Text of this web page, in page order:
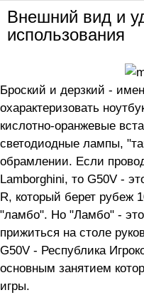
Внешний вид и
использования
Броский и дерзкий -
охарактеризовать
кислотно-оранжевые
светодиодные лампы,
обрамлении. Если
Lamborghini, то G50V -
R, который берет рубеж
"ламбо". Но "Ламбо" -
прижиться на столе
G50V - Республика
основным занятием
игры.